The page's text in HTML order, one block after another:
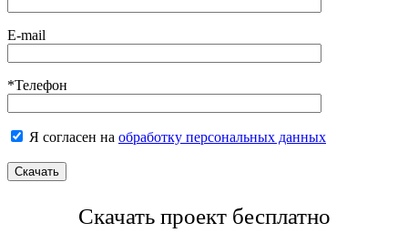
E-mail
*Телефон
Я согласен на обработку персональных данных
Скачать проект бесплатно